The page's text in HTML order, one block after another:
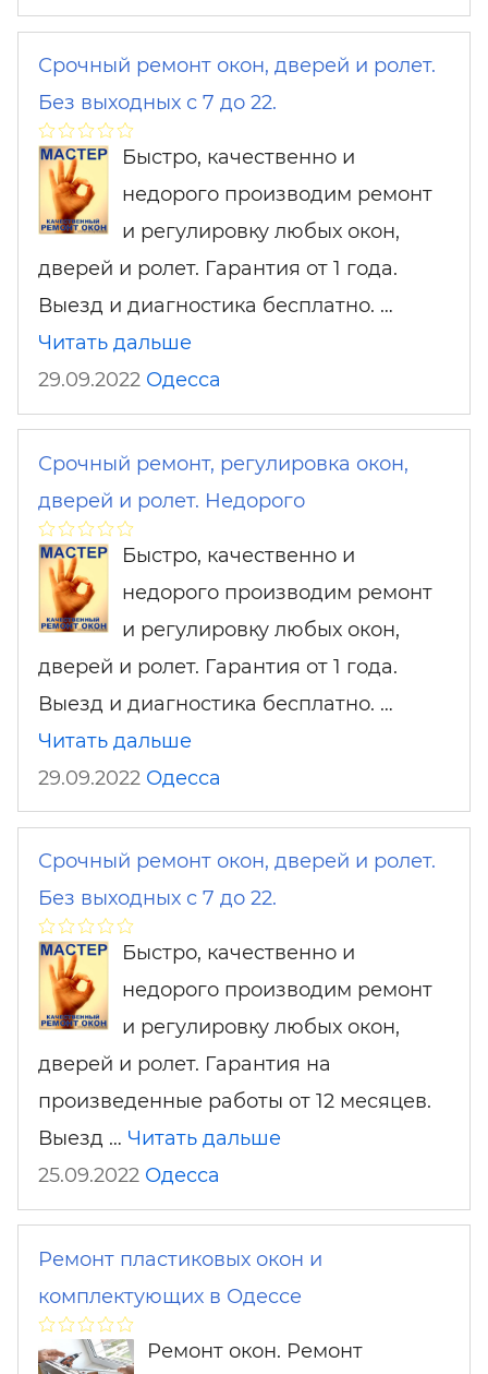
Срочный ремонт окон, дверей и ролет.
Без выходных с 7 до 22.
Быстро, качественно и
недорого производим ремонт
и регулировку любых окон,
дверей и ролет. Гарантия от 1 года.
Выезд и диагностика бесплатно. …
Читать дальше
29.09.2022 Одесса
Срочный ремонт, регулировка окон,
дверей и ролет. Недорого
Быстро, качественно и
недорого производим ремонт
и регулировку любых окон,
дверей и ролет. Гарантия от 1 года.
Выезд и диагностика бесплатно. …
Читать дальше
29.09.2022 Одесса
Срочный ремонт окон, дверей и ролет.
Без выходных с 7 до 22.
Быстро, качественно и
недорого производим ремонт
и регулировку любых окон,
дверей и ролет. Гарантия на
произведенные работы от 12 месяцев.
Выезд … Читать дальше
25.09.2022 Одесса
Ремонт пластиковых окон и
комплектующих в Одессе
Ремонт окон. Ремонт